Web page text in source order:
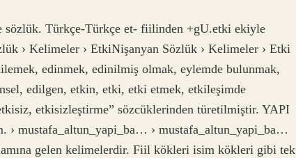
Türkçe-Türkçe et- fiilinden +gU.etki ekiyle
› Kelimeler › EtkiNişanyan Sözlük › Kelimeler › Etki
edinmek, edinilmiş olmak, eylemde bulunmak,
edilgen, etkin, etki, etki etmek, etkileşimde
etkisizleştirme” sözcüklerinden türetilmiştir. YAPI
› mustafa_altun_yapi_ba…
gelen kelimelerdir. Fiil kökleri isim kökleri gibi tek